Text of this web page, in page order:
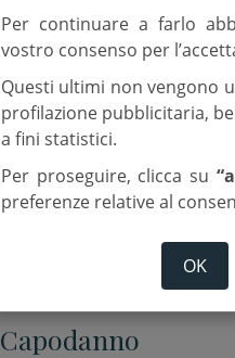
A Gambettola
Capodanno
Per continuare a farlo
vostro consenso per
Questi ultimi non vengono
profilazione pubblicitaria,
a fini statistici.
Per proseguire, clicca su
preferenze relative al
OK